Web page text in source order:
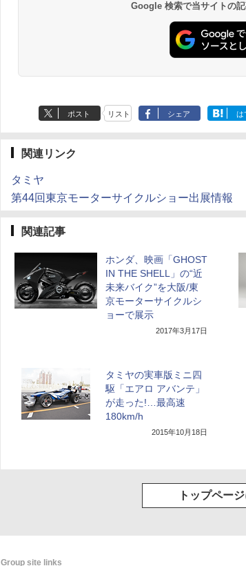
Google 検索で当サイトの
ポスト リスト シェア は
関連リンク
タミヤ
第44回東京モーターサイクルショー出展情報
関連記事
ホンダ、映画「GHOST
IN THE SHELL」の“近
未来バイク”を大阪/東
京モーターサイクルシ
ョーで展示
2017年3月17日
タミヤの実車版ミニ四
駆「エアロ アバンテ」
が走った!…最高速
180km/h
2015年10月18日
トップペー
Group site links